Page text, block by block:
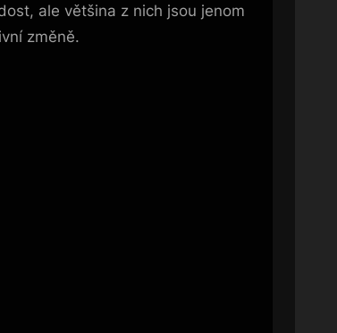
ale většina z nich jsou jenom
změně.